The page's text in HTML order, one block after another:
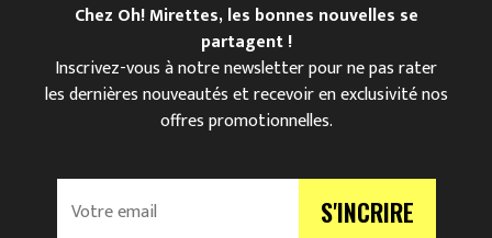
Chez Oh! Mirettes, les bonnes nouvelles se
partagent !
Inscrivez-vous à notre newsletter pour ne pas rater
les dernières nouveautés et recevoir en exclusivité nos
offres promotionnelles.
V
S'INCRIRE